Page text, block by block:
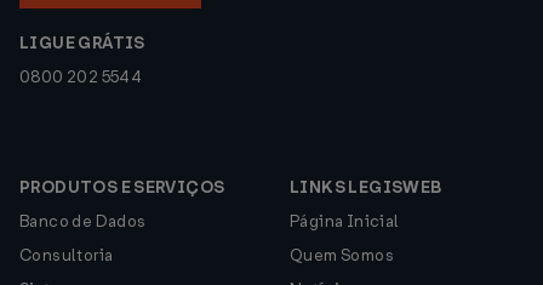
LIGUE GRÁTIS
0800 202 5544
PRODUTOS E SERVIÇOS
Banco de Dados
Consultoria
LINKS LEGISWEB
Página Inicial
Quem Somos